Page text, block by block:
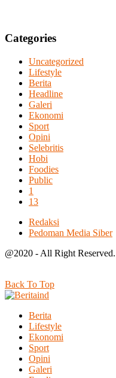
Categories
Uncategorized
Lifestyle
Berita
Headline
Galeri
Ekonomi
Sport
Opini
Selebritis
Hobi
Foodies
Public
1
13
Redaksi
Pedoman Media Siber
@2020 - All Right
Back To Top
Berita
Lifestyle
Ekonomi
Sport
Opini
Galeri